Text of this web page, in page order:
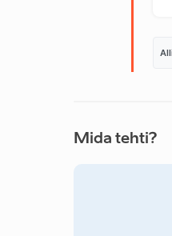
Mida tehti?